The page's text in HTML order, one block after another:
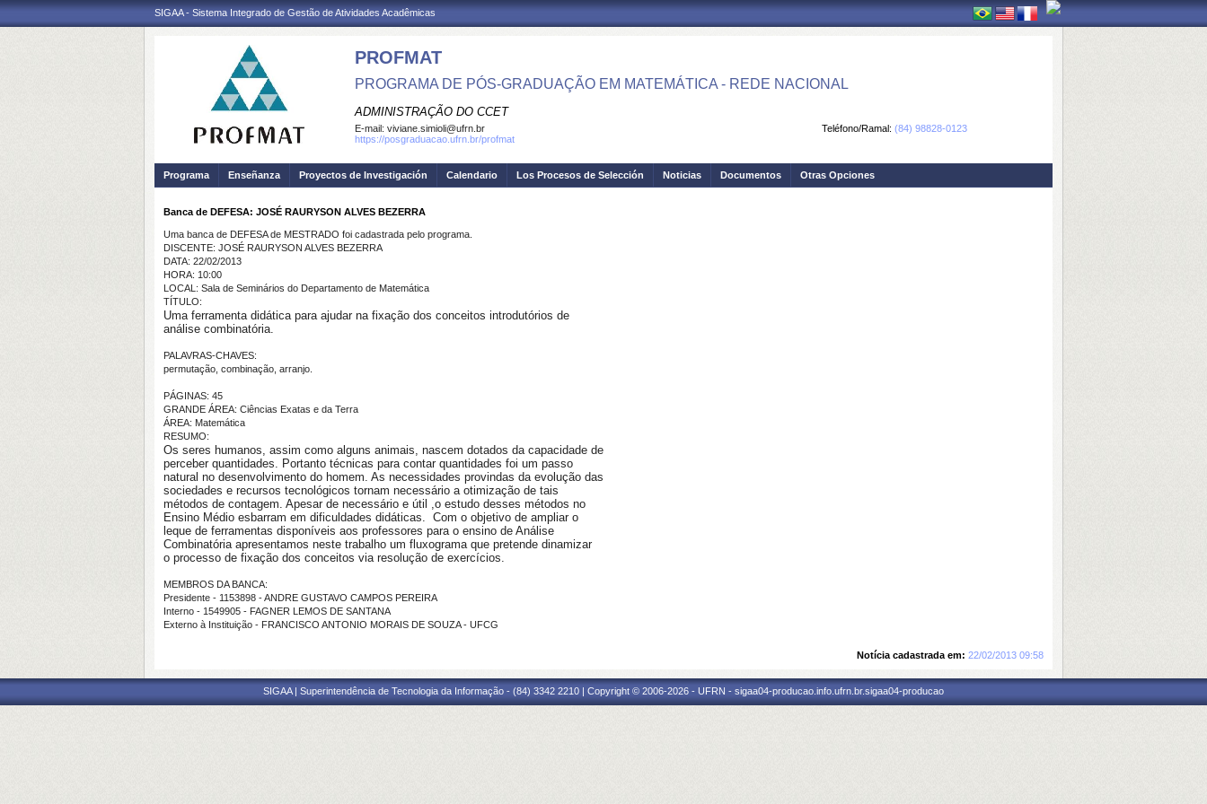
SIGAA - Sistema Integrado de Gestão de Atividades Acadêmicas
PROFMAT
PROGRAMA DE PÓS-GRADUAÇÃO EM MATEMÁTICA - REDE NACIONAL
ADMINISTRAÇÃO DO CCET
Teléfono/Ramal: (84) 98828-0123
E-mail: viviane.simioli@ufrn.br
https://posgraduacao.ufrn.br/profmat
Programa Enseñanza Proyectos de Investigación Calendario Los Procesos de Selección Noticias Documentos Otras Opciones
Banca de DEFESA: JOSÉ RAURYSON ALVES BEZERRA
Uma banca de DEFESA de MESTRADO foi cadastrada pelo programa.
DISCENTE: JOSÉ RAURYSON ALVES BEZERRA
DATA: 22/02/2013
HORA: 10:00
LOCAL: Sala de Seminários do Departamento de Matemática
TÍTULO:
Uma ferramenta didática para ajudar na fixação dos conceitos introdutórios de
análise combinatória.
PALAVRAS-CHAVES:
permutação, combinação, arranjo.
PÁGINAS: 45
GRANDE ÁREA: Ciências Exatas e da Terra
ÁREA: Matemática
RESUMO:
Os seres humanos, assim como alguns animais, nascem dotados da capacidade de
perceber quantidades. Portanto técnicas para contar quantidades foi um passo
natural no desenvolvimento do homem. As necessidades provindas da evolução das
sociedades e recursos tecnológicos tornam necessário a otimização de tais
métodos de contagem. Apesar de necessário e útil ,o estudo desses métodos no
Ensino Médio esbarram em dificuldades didáticas. Com o objetivo de ampliar o
leque de ferramentas disponíveis aos professores para o ensino de Análise
Combinatória apresentamos neste trabalho um fluxograma que pretende dinamizar
o processo de fixação dos conceitos via resolução de exercícios.
MEMBROS DA BANCA:
Presidente - 1153898 - ANDRE GUSTAVO CAMPOS PEREIRA
Interno - 1549905 - FAGNER LEMOS DE SANTANA
Externo à Instituição - FRANCISCO ANTONIO MORAIS DE SOUZA - UFCG
Notícia cadastrada em: 22/02/2013 09:58
SIGAA | Superintendência de Tecnologia da Informação - (84) 3342 2210 | Copyright © 2006-2026 - UFRN - sigaa04-producao.info.ufrn.br.sigaa04-producao